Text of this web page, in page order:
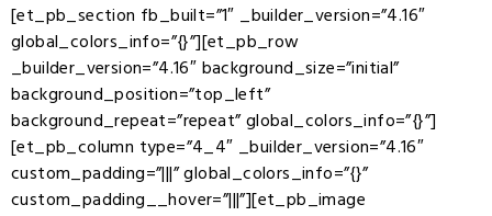
[et_pb_section fb_built=”1″ _builder_version=”4.16″
global_colors_info=”{}”][et_pb_row
_builder_version=”4.16″ background_size=”initial”
background_position=”top_left”
background_repeat=”repeat” global_colors_info=”{}”]
[et_pb_column type=”4_4″ _builder_version=”4.16″
custom_padding=”|||” global_colors_info=”{}”
custom_padding__hover=”|||”][et_pb_image